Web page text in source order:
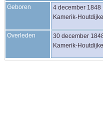
Geboren
4 december 1848
Kamerik-
Overleden 30 december
Kamerik-